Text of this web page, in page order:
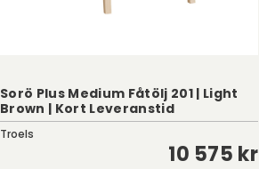
Sorö Plus Medium Fåtölj 201 | Light
Brown | Kort Leveranstid
Troels
10 575 kr